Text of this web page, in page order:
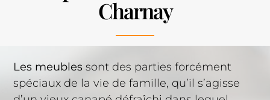
Charnay
Les meubles sont des parties forcément
spéciaux de la vie de famille, qu’il s’agisse